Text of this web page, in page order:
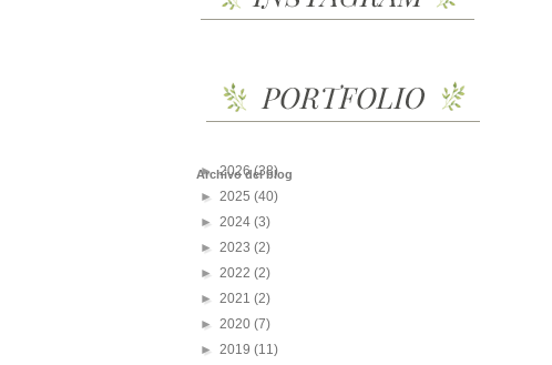
Archivo del blog
►2026(38)
► 2025 (40)
► 2024 (3)
► 2023 (2)
► 2022 (2)
► 2021 (2)
► 2020 (7)
► 2019 (11)